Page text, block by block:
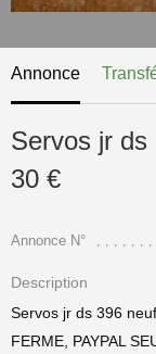
Annonce
Servos jr ds
30 €
Annonce N°
Description
Servos jr ds 396
FERME, PAYPAL